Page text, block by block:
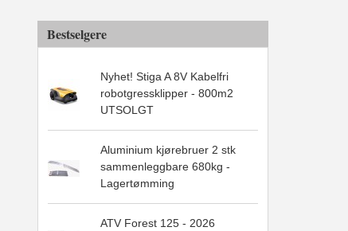
Bestselgere
Nyhet! Stiga A 8V Kabelfri
robotgressklipper - 800m2
UTSOLGT
Aluminium kjørebruer 2 stk
sammenleggbare 680kg -
Lagertømming
ATV Forest 125 - 2026